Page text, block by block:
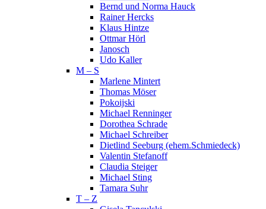
Bernd und Norma Hauck
Rainer Hercks
Klaus Hintze
Ottmar Hörl
Janosch
Udo Kaller
M – S
Marlene Mintert
Thomas Möser
Pokoijski
Michael Renninger
Dorothea Schrade
Michael Schreiber
Dietlind Seeburg (ehem.Schmiedeck)
Valentin Stefanoff
Claudia Steiger
Michael Sting
Tamara Suhr
T – Z